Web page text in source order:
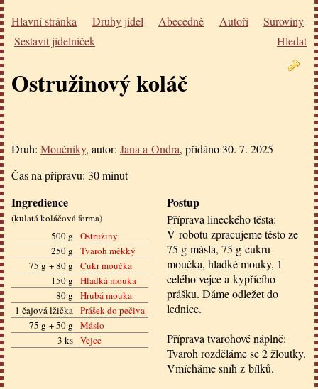
Hlavní stránka Druhy jídel Abecedně Autoři
Suroviny
Sestavit jídelníček
Hledat
Ostružinový koláč
Druh: Moučníky, autor: Jana a Ondra, přidáno30. 7. 2025
Čas na přípravu: 30 minut
Ingredience
(kulatá koláčová forma)
500 g
Ostružiny
250 g
Tvaroh měkký
75 g + 80 g
Cukr moučka
150 g
Hladká mouka
80 g
Hrubá mouka
1 čajová lžička Prášek do pečiva
75 g + 50 g
Máslo
3 ks Vejce
Postup
Příprava lineckého těsta:
V robotu zpracujeme těsto ze
75 g másla, 75 g cukru
moučka, hladké mouky, 1
celého vejce a kypřícího
prášku. Dáme odležet do
lednice.
Příprava tvarohové náplně:
Tvaroh rozděláme se 2 žloutky.
Vmícháme sníh z bílků.